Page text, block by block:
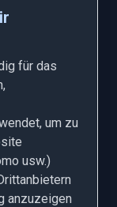
für das
um zu
usw.)
anzuzeigen